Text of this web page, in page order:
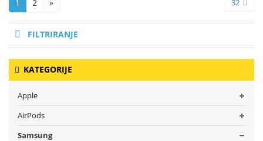
32
1 2 »
FILTRIRANJE
KATEGORIJE
Apple
AirPods
Samsung